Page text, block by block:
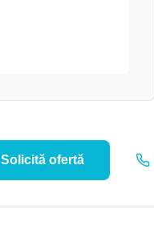
Sistem pluvial
Solicită ofertă